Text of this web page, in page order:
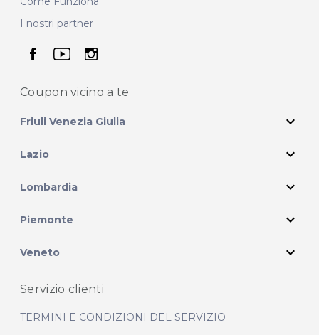
I nostri partner
seguici su facebook
seguici su youtube
seguici su instagram
Coupon vicino a te
Friuli Venezia Giulia expand_more
Lazio expand_more
Lombardia expand_more
Piemonte expand_more
Veneto expand_more
Servizio clienti
TERMINI E CONDIZIONI DEL SERVIZIO